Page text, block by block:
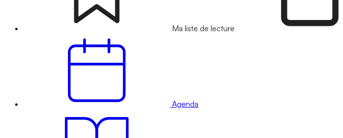
Ma liste de lecture
Agenda